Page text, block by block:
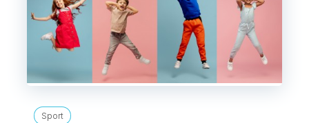
Sport